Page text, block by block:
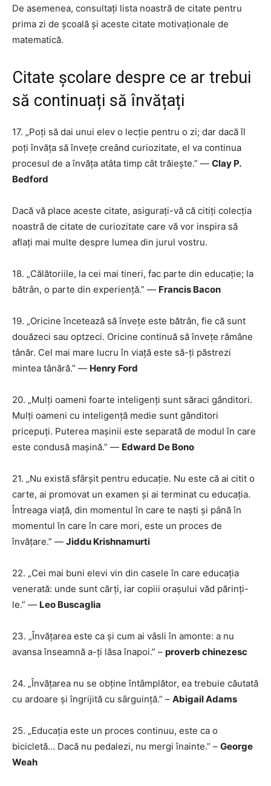
De asemenea, consultați lista noastră de citate pentru
prima zi de școală și aceste citate motivaționale de
matematică.
Citate școlare despre ce ar trebui
să continuați să învățați
17. „Poți să dai unui elev o lecție pentru o zi; dar dacă îl
poți învăța să învețe creând curiozitate, el va continua
procesul de a învăța atâta timp cât trăiește.” — Clay P.
Bedford
Dacă vă place aceste citate, asigurați-vă că citiți colecția
noastră de citate de curiozitate care vă vor inspira să
aflați mai multe despre lumea din jurul vostru.
18. „Călătoriile, la cei mai tineri, fac parte din educație; la
bătrân, o parte din experiență.” — Francis Bacon
19. „Oricine încetează să învețe este bătrân, fie că sunt
douăzeci sau optzeci. Oricine continuă să învețe rămâne
tânăr. Cel mai mare lucru în viață este să-ți păstrezi
mintea tânără.” — Henry Ford
20. „Mulți oameni foarte inteligenți sunt săraci gânditori.
Mulți oameni cu inteligență medie sunt gânditori
pricepuți. Puterea mașinii este separată de modul în care
este condusă mașină.” — Edward De Bono
21. „Nu există sfârșit pentru educație. Nu este că ai citit o
carte, ai promovat un examen și ai terminat cu educația.
Întreaga viață, din momentul în care te naști și până în
momentul în care în care mori, este un proces de
învățare.” — Jiddu Krishnamurti
22. „Cei mai buni elevi vin din casele în care educația
venerată: unde sunt cărți, iar copiii orașului văd părinți-
le.” — Leo Buscaglia
23. „Învățarea este ca și cum ai vâsli în amonte: a nu
avansa înseamnă a-ți lăsa înapoi.” – proverb chinezesc
24. „Învățarea nu se obține întâmplător, ea trebuie căutată
cu ardoare și îngrijită cu sârguință.” – Abigail Adams
25. „Educația este un proces continuu, este ca o
bicicletă… Dacă nu pedalezi, nu mergi înainte.” – George
Weah